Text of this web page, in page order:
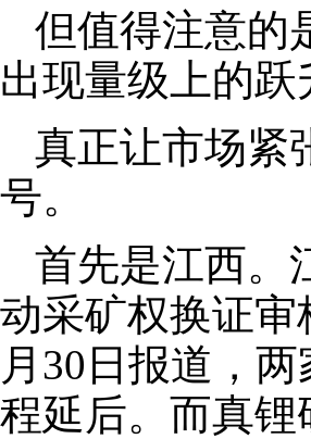
但值得注意的
出现量级上的跃
真正让市场紧
号。
首先是江西。
动采矿权换证
月30日报道，
程延后。而真